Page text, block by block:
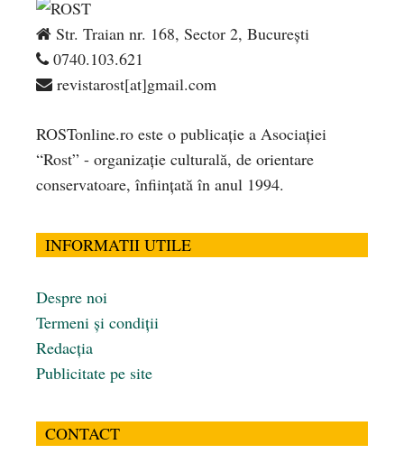
Str. Traian nr. 168, Sector 2, București
0740.103.621
revistarost[at]gmail.com
ROSTonline.ro este o publicaţie a Asociaţiei
“Rost” - organizaţie culturală, de orientare
conservatoare, înfiinţată în anul 1994.
INFORMATII UTILE
Despre noi
Termeni și condiții
Redacția
Publicitate pe site
CONTACT